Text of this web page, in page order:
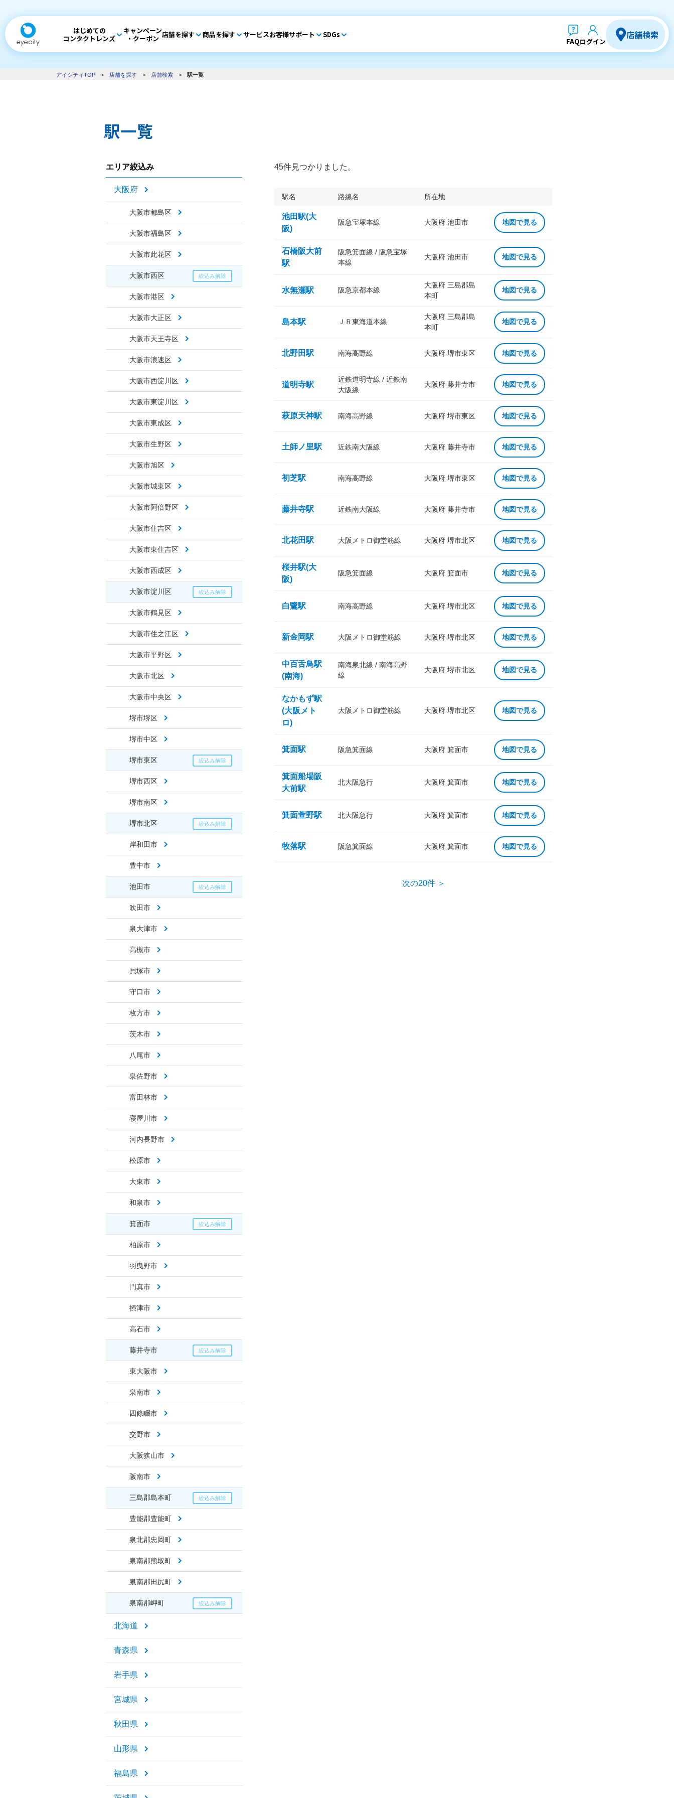
はじめての
コンタクトレンズ
キャンペーン
・クーポン 店舗を探す 商品を探す サービスお客様サポート SDGs
FAQログイン
店舗検索
アイシティTOP > 店舗を探す > 店舗検索 > 駅一覧
駅一覧
エリア絞込み
大阪府
大阪市都島区
大阪市福島区
大阪市此花区
大阪市西区
大阪市港区
大阪市大正区
大阪市天王寺区
大阪市浪速区
大阪市西淀川区
大阪市東淀川区
大阪市東成区
大阪市生野区
大阪市旭区
大阪市城東区
大阪市阿倍野区
大阪市住吉区
大阪市東住吉区
大阪市西成区
大阪市淀川区
大阪市鶴見区
大阪市住之江区
大阪市平野区
大阪市北区
大阪市中央区
堺市堺区
堺市中区
堺市東区
堺市西区
堺市南区
堺市北区
岸和田市
豊中市
池田市
吹田市
泉大津市
高槻市
貝塚市
守口市
枚方市
茨木市
八尾市
泉佐野市
富田林市
寝屋川市
河内長野市
松原市
大東市
和泉市
箕面市
柏原市
羽曳野市
門真市
摂津市
高石市
藤井寺市
東大阪市
泉南市
四條畷市
交野市
大阪狭山市
阪南市
三島郡島本町
豊能郡豊能町
泉北郡忠岡町
泉南郡熊取町
泉南郡田尻町
泉南郡岬町
北海道
青森県
岩手県
宮城県
秋田県
山形県
福島県
45件見つかりました。
駅名 路線名 所在地
池田駅(大
阪)
阪急宝塚本線 大阪府 池田市 地図で見る
石橋阪大前
駅
阪急箕面線 / 阪急宝塚
本線
大阪府 池田市 地図で見る
水無瀬駅 阪急京都本線
大阪府 三島郡島
本町
地図で見る
島本駅 ＪＲ東海道本線
大阪府 三島郡島
本町
地図で見る
北野田駅 南海高野線 大阪府 堺市東区 地図で見る
道明寺駅
近鉄道明寺線 / 近鉄南
大阪線
大阪府 藤井寺市 地図で見る
萩原天神駅 南海高野線 大阪府 堺市東区 地図で見る
土師ノ里駅 近鉄南大阪線 大阪府 藤井寺市 地図で見る
初芝駅 南海高野線 大阪府 堺市東区 地図で見る
藤井寺駅 近鉄南大阪線 大阪府 藤井寺市 地図で見る
北花田駅 大阪メトロ御堂筋線 大阪府 堺市北区 地図で見る
桜井駅(大
阪)
阪急箕面線 大阪府 箕面市 地図で見る
白鷺駅 南海高野線 大阪府 堺市北区 地図で見る
新金岡駅 大阪メトロ御堂筋線 大阪府 堺市北区 地図で見る
中百舌鳥駅
(南海)
南海泉北線 / 南海高野
線
大阪府 堺市北区 地図で見る
なかもず駅
(大阪メト
ロ)
大阪メトロ御堂筋線 大阪府 堺市北区 地図で見る
箕面駅 阪急箕面線 大阪府 箕面市 地図で見る
箕面船場阪
大前駅
北大阪急行 大阪府 箕面市 地図で見る
箕面萱野駅 北大阪急行 大阪府 箕面市 地図で見る
牧落駅 阪急箕面線 大阪府 箕面市 地図で見る
次の20件 ＞